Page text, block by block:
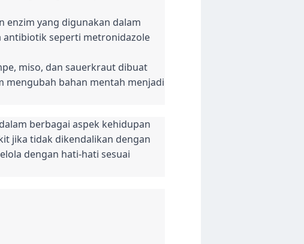
enzim yang digunakan dalam
antibiotik seperti metronidazole
miso, dan sauerkraut dibuat
mengubah bahan mentah menjadi
berbagai aspek kehidupan
jika tidak dikendalikan dengan
dengan hati-hati sesuai